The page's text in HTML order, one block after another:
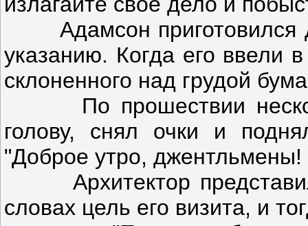
Адамсон приготовился
указанию. Когда его ввели
склоненного над грудой
По прошествии
голову, снял очки и
"Доброе утро,
Архитектор
словах цель его визита, и